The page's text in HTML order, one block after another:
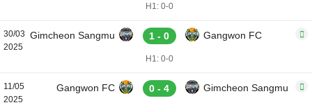
H1: 0-0
30/03
2025
Gimcheon Sangmu 1 - 0 Gangwon FC
H1: 0-0
11/05
2025
Gangwon FC 0 - 4 Gimcheon Sangmu